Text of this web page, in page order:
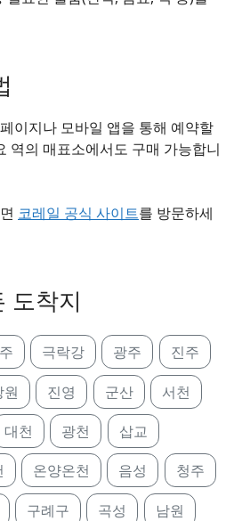
이지나 모바일 앱을 통해 예약할
역의 매표소에서도 구매 가능합니
코레일 공식 사이트를 방문하세
도착지
극락강 광주 진주
원 진영 군산 서천
대천 광천 삽교
온양온천 음성 청주
구례구 곡성 남원